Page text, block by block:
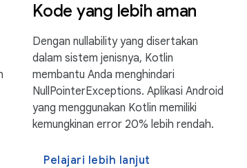
Kode yang lebih aman
Dengan nullability yang disertakan
dalam sistem jenisnya, Kotlin
membantu Anda menghindari
NullPointerExceptions. Aplikasi Android
yang menggunakan Kotlin memiliki
kemungkinan error 20% lebih rendah.
Pelajari lebih lanjut